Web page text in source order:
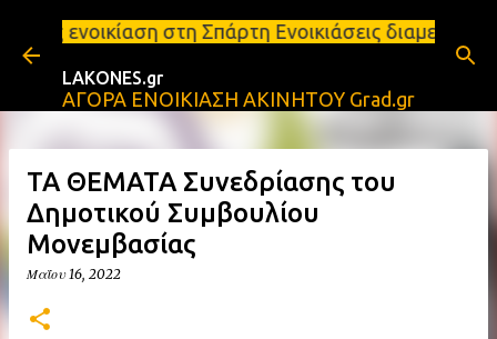
Μετάβαση στο κύριο περιεχόμενο
στη Σπάρτη Ενοικιάσεις διαμερισμάτων
LAKONES.gr
ΑΓΟΡΑ ΕΝΟΙΚΙΑΣΗ ΑΚΙΝΗΤΟΥ Grad.gr
ΤΑ ΘΕΜΑΤΑ Συνεδρίασης του
Δημοτικού Συμβουλίου
Μονεμβασίας
Μαΐου 16, 2022